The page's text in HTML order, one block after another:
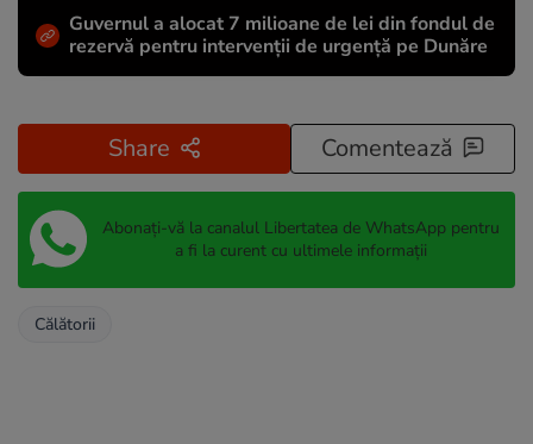
Guvernul a alocat 7 milioane de lei din fondul de
rezervă pentru intervenții de urgență pe Dunăre
Share Comentează
Abonați-vă la canalul Libertatea de WhatsApp pentru
a fi la curent cu ultimele informații
Călătorii